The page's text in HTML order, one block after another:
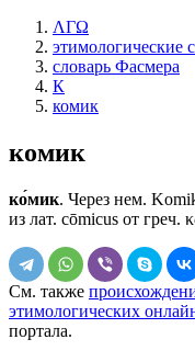
ΛΓΩ
этимологические
словарь Фасмера
К
комик
комик
ко́мик. Через нем.
из лат. cōmicus от греч.
См. также
этимологических
портала.